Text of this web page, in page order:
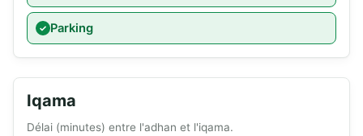
Parking
Iqama
Délai (minutes) entre l'adhan et l'iqama.